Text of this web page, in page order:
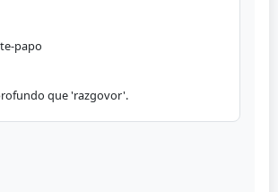
papo
que 'razgovor'.